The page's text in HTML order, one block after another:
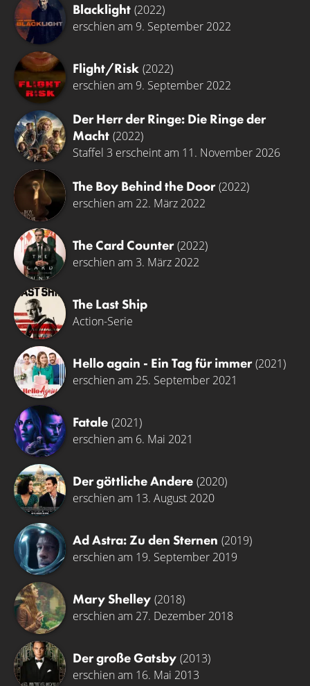
Blacklight (2022)
erschien am 9. September 2022
Flight/Risk (2022)
erschien am 9. September 2022
Der Herr der Ringe: Die Ringe der
Macht (2022)
Staffel 3 erscheint am 11. November 2026
The Boy Behind the Door (2022)
erschien am 22. März 2022
The Card Counter (2022)
erschien am 3. März 2022
The Last Ship
Action-Serie
Hello again - Ein Tag für immer (2021)
erschien am 25. September 2021
Fatale (2021)
erschien am 6. Mai 2021
Der göttliche Andere (2020)
erschien am 13. August 2020
Ad Astra: Zu den Sternen (2019)
erschien am 19. September 2019
Mary Shelley (2018)
erschien am 27. Dezember 2018
Der große Gatsby (2013)
erschien am 16. Mai 2013